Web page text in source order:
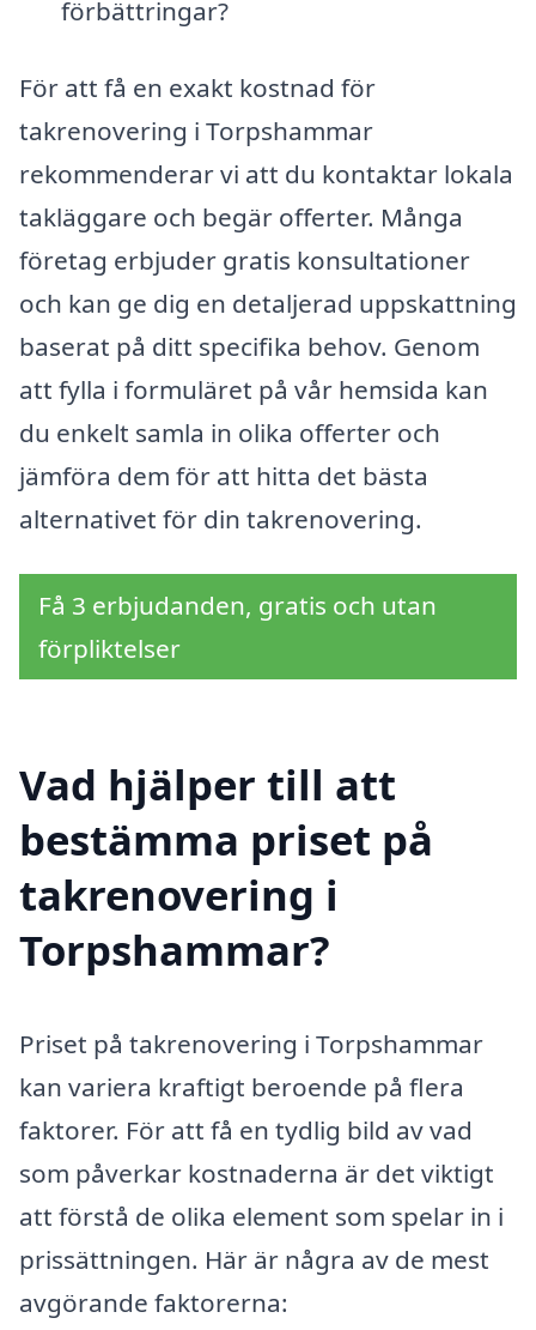
förbättringar?
För att få en exakt kostnad för
takrenovering i Torpshammar
rekommenderar vi att du kontaktar lokala
takläggare och begär offerter. Många
företag erbjuder gratis konsultationer
och kan ge dig en detaljerad uppskattning
baserat på ditt specifika behov. Genom
att fylla i formuläret på vår hemsida kan
du enkelt samla in olika offerter och
jämföra dem för att hitta det bästa
alternativet för din takrenovering.
Få 3 erbjudanden, gratis och utan
förpliktelser
Vad hjälper till att
bestämma priset på
takrenovering i
Torpshammar?
Priset på takrenovering i Torpshammar
kan variera kraftigt beroende på flera
faktorer. För att få en tydlig bild av vad
som påverkar kostnaderna är det viktigt
att förstå de olika element som spelar in i
prissättningen. Här är några av de mest
avgörande faktorerna: